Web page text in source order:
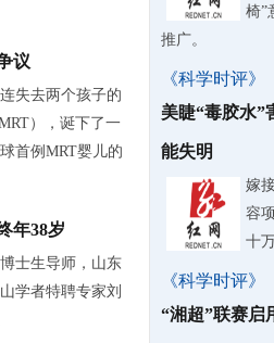
议
失去两个孩子的
），诞下了一
首例MRT婴儿的
年38岁
士生导师，山东
学者特聘专家刘
椅”
推广。
《科学时评》
美睫“毒胶水”
能失明
嫁
容
十
《科学时评》
“湘超”联赛启